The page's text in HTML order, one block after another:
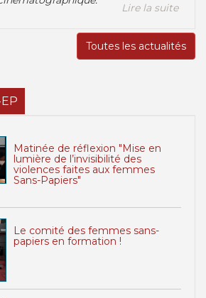
Lire la suite
Toutes les actualités
Matinée de réflexion "Mise en
lumière de l’invisibilité des
violences faites aux femmes
Sans-Papiers"
Le comité des femmes sans-
papiers en formation !